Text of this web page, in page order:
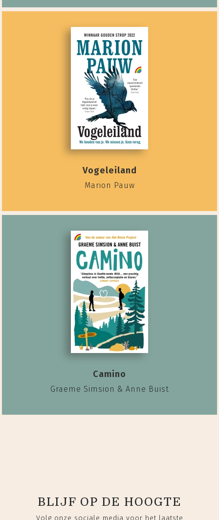
Vogeleiland
Marion Pauw
Camino
Graeme Simsion & Anne Buist
BLIJF OP DE HOOGTE
Volg onze sociale media voor het laatste